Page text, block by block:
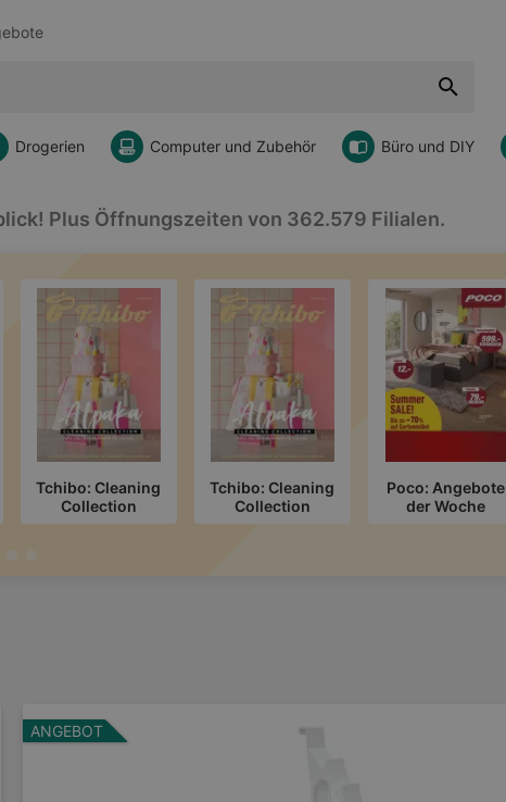
Drogerien Computer und Zubehör Büro und DIY
Plus Öffnungszeiten von 362.579 Filialen.
Tchibo: Cleaning
Collection
Tchibo: Cleaning
Collection
Poco: Angebote
der Woche
ANGEBOT